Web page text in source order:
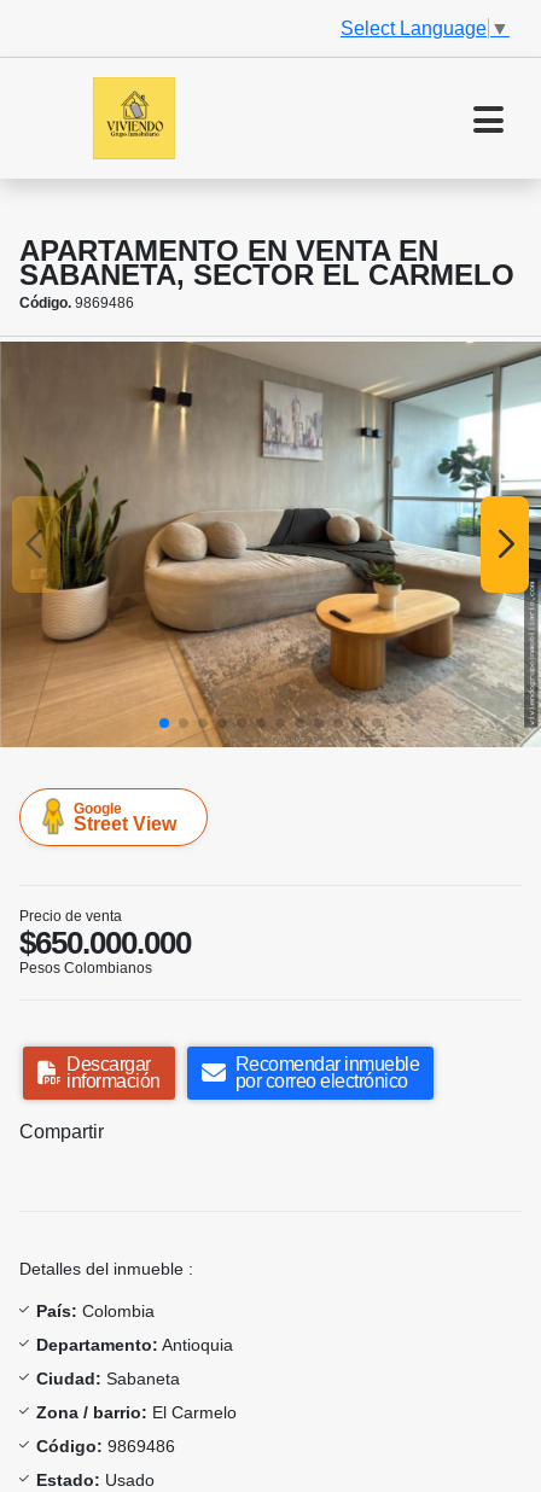
Select Language ▼
APARTAMENTO EN VENTA EN
SABANETA, SECTOR EL CARMELO
Código. 9869486
Google
Street View
Precio de venta
$650.000.000
Pesos Colombianos
Descargar
información
Recomendar inmueble
por correo electrónico
Compartir
Detalles del inmueble :
País: Colombia
Departamento: Antioquia
Ciudad: Sabaneta
Zona / barrio: El Carmelo
Código: 9869486
Estado: Usado